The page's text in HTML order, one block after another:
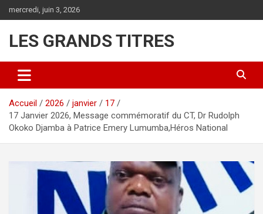
au
mercredi, juin 3, 2026
LES GRANDS TITRES
Accueil 2026 janvier
17
17 Janvier 2026, Message commémoratif du CT, Dr Rudolph
Okoko Djamba à Patrice Emery Lumumba,Héros National